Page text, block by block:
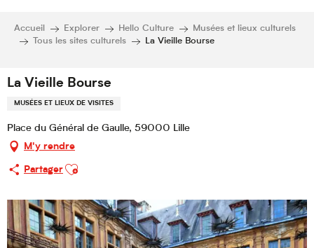
Accueil Explorer Hello Culture
Musées et lieux culturels
Tous les sites culturels
La Vieille Bourse
La Vieille Bourse
MUSÉES ET LIEUX DE VISITES
Place du Général de Gaulle, 59000 Lille
M'y rendre
Partager
Ajouter aux favoris